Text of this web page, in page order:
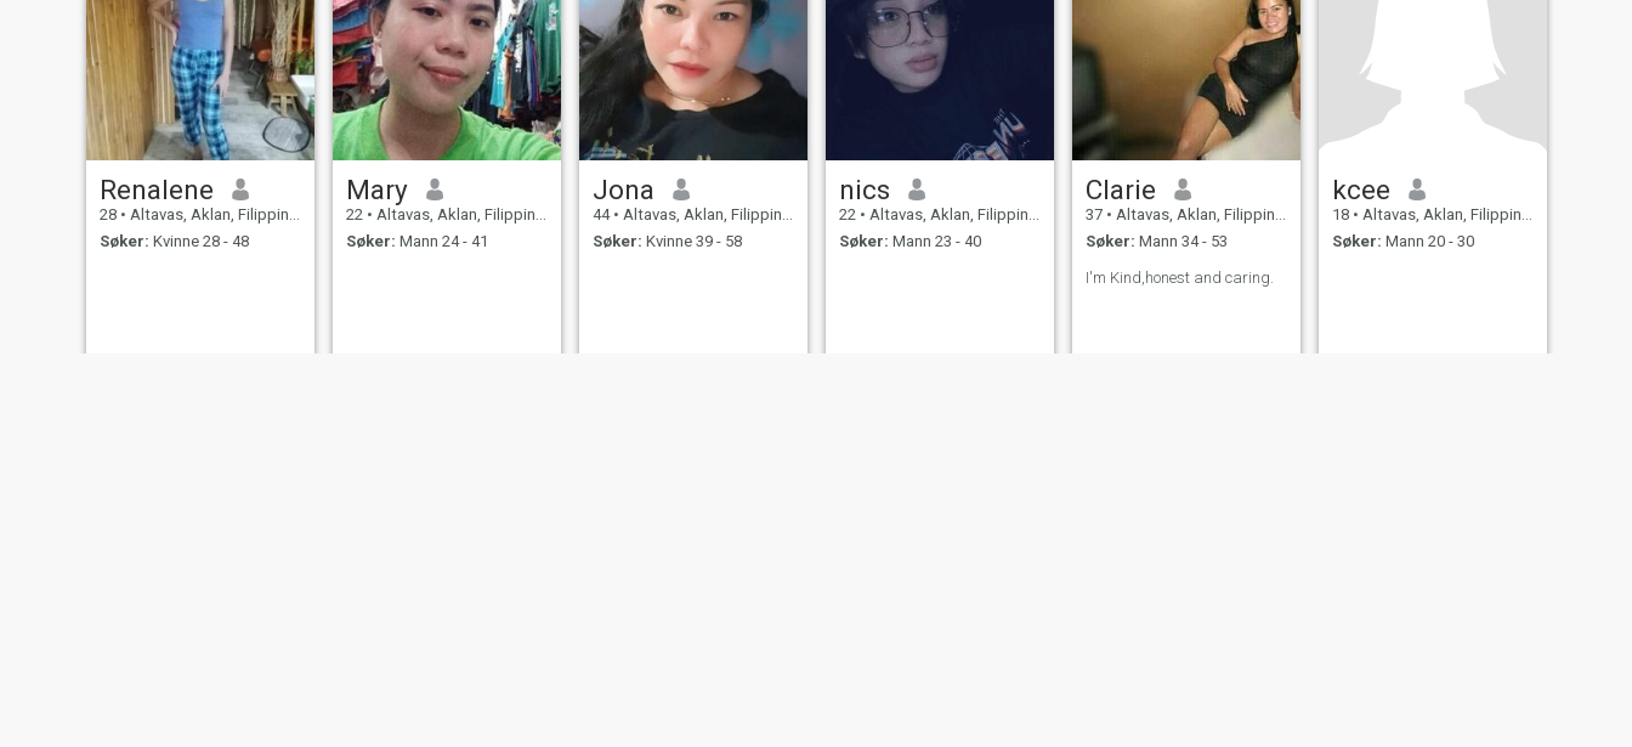
Renalene
28 • Altavas, Aklan, Filippinene
Søker: Kvinne 28 - 48
Mary
22 • Altavas, Aklan, Filippinene
Søker: Mann 24 - 41
Jona
44 • Altavas, Aklan, Filippinene
Søker: Kvinne 39 - 58
nics
22 • Altavas, Aklan, Filippinene
Søker: Mann 23 - 40
Clarie
37 • Altavas, Aklan, Filippinene
Søker: Mann 34 - 53
I'm Kind,honest and caring.
kcee
18 • Altavas, Aklan, Filippinene
Søker: Mann 20 - 30